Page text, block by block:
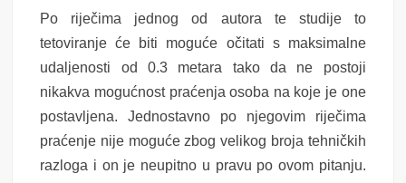
Po riječima jednog od autora te studije to
tetoviranje će biti moguće očitati s maksimalne
udaljenosti od 0.3 metara tako da ne postoji
nikakva mogućnost praćenja osoba na koje je one
postavljena. Jednostavno po njegovim riječima
praćenje nije moguće zbog velikog broja tehničkih
razloga i on je neupitno u pravu po ovom pitanju.